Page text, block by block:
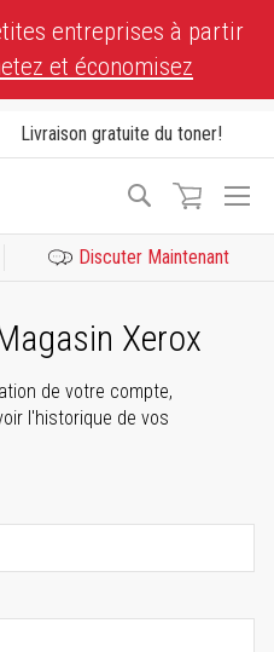
entreprises à partir
et économisez
Livraison gratuite du toner!
Recherche
Discuter Maintenant
Xerox
de votre compte,
l'historique de vos